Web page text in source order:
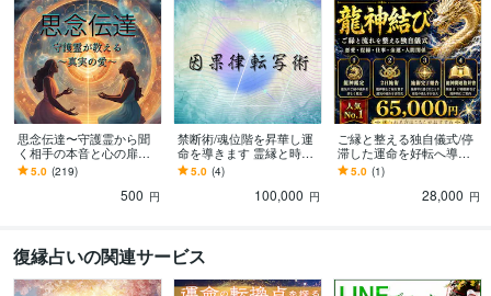
思念伝達〜守護霊から聞
く相手の本音と心の扉開
きます 【人気サービス】
お相手様の守護霊と対話
しあなたを導きます
5.0 (219)
500 円
禁断術/魂位階を昇華し運
命を導きます 霊縁と時空
を操る究極の統合術購入
には、事前メッセージを
5.0 (4)
100,000 円
ご縁と整える独自儀式/停
滞した運命を好転へ導き
ます あなたのその本気の
願いに龍神様へ託してみ
5.0 (1)
28,000 円
復縁占いの関連サービス